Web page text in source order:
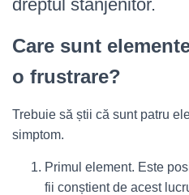
dreptul stânjenitor.
Care sunt
o frustrare?
Trebuie să știi că sunt patru
simptom.
Primul element. Este
fii conștient de acest